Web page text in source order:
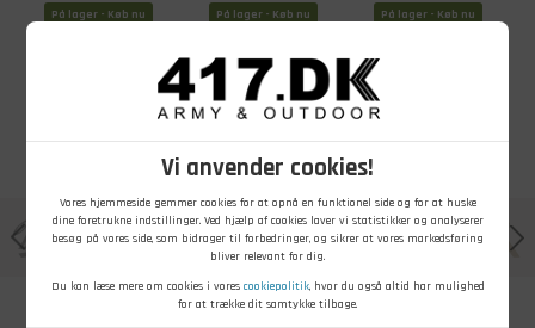
Vi anvender cookies!
Vores hjemmeside gemmer cookies for at opnå en funktionel side og for at huske
dine foretrukne indstillinger. Ved hjælp af cookies laver vi statistikker og analyserer
besøg på vores side, som bidrager til forbedringer, og sikrer at vores markedsføring
bliver relevant for dig.
Du kan læse mere om cookies i vores cookiepolitik, hvor du også altid har mulighed
for at trække dit samtykke tilbage.
På lager - Køb nu På lager - Køb nu På lager - Køb nu